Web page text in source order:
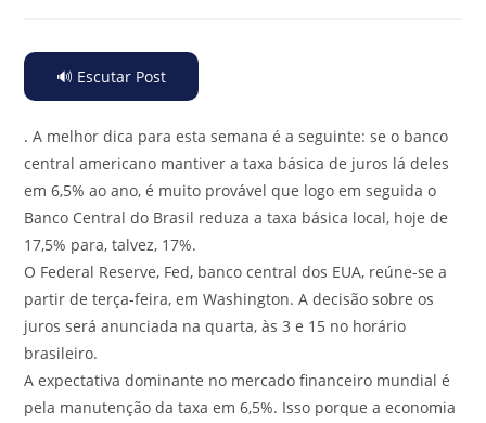
🔊 Escutar Post
. A melhor dica para esta semana é a seguinte: se o banco
central americano mantiver a taxa básica de juros lá deles
em 6,5% ao ano, é muito provável que logo em seguida o
Banco Central do Brasil reduza a taxa básica local, hoje de
17,5% para, talvez, 17%.
O Federal Reserve, Fed, banco central dos EUA, reúne-se a
partir de terça-feira, em Washington. A decisão sobre os
juros será anunciada na quarta, às 3 e 15 no horário
brasileiro.
A expectativa dominante no mercado financeiro mundial é
pela manutenção da taxa em 6,5%. Isso porque a economia